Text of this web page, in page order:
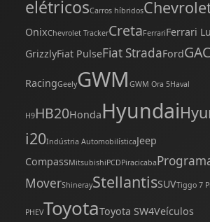
elétricosCarros híbridos
OnixChevrolet TrackerCretaFerrariFerrari
GrizzlyFiat PulseFiat StradaFordGAC
RacingGeelyGWM GWM Ora 5Haval
H9HB20HondaHyundai
i20Indústria AutomobilísticaJeep
CompassMitsubishiPCDPiracicaba
MoverShinerayStellantisSUVTiggo 7
PHEVToyotaToyota SW4Veículos